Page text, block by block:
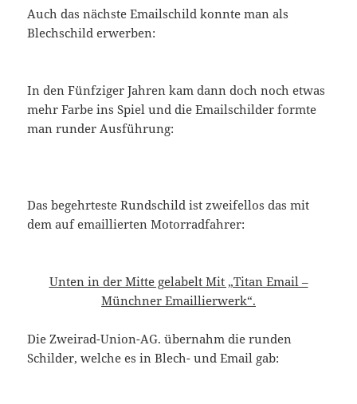
Auch das nächste Emailschild konnte man als
Blechschild erwerben:
In den Fünfziger Jahren kam dann doch noch etwas
mehr Farbe ins Spiel und die Emailschilder formte
man runder Ausführung:
Das begehrteste Rundschild ist zweifellos das mit
dem auf emaillierten Motorradfahrer:
Unten in der Mitte gelabelt Mit „Titan Email –
Münchner Emaillierwerk“.
Die Zweirad-Union-AG. übernahm die runden
Schilder, welche es in Blech- und Email gab: